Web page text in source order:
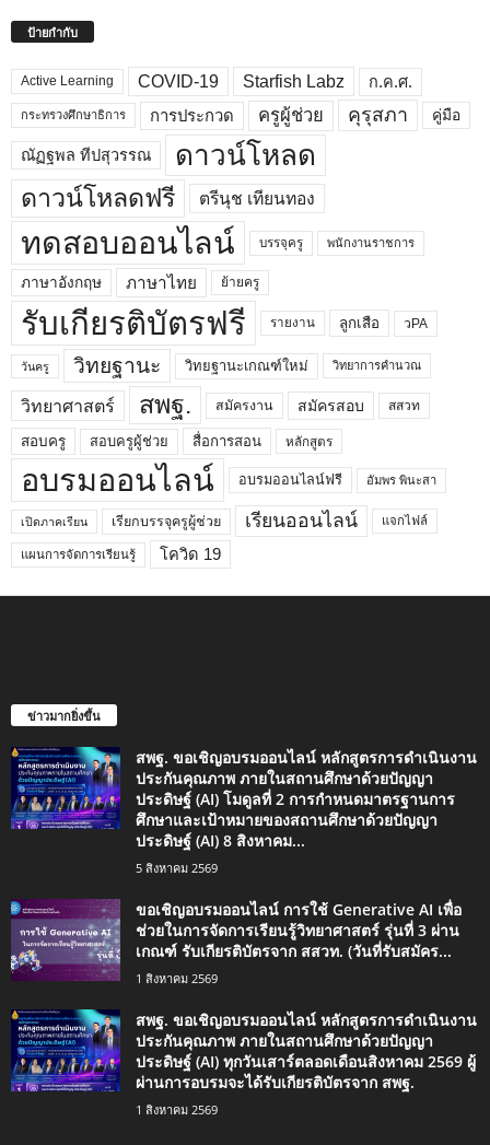
ป้ายกำกับ
Active Learning COVID-19 Starfish Labz ก.ค.ศ.
กระทรวงศึกษาธิการ การประกวด ครูผู้ช่วย คุรุสภา คู่มือ
ณัฏฐพล ทีปสุวรรณ ดาวน์โหลด
ดาวน์โหลดฟรี ตรีนุช เทียนทอง
ทดสอบออนไลน์ บรรจุครู พนักงานราชการ
ภาษาอังกฤษ ภาษาไทย ย้ายครู
รับเกียรติบัตรฟรี รายงาน ลูกเสือ วPA
วันครู วิทยฐานะ วิทยฐานะเกณฑ์ใหม่ วิทยาการคำนวณ
วิทยาศาสตร์ สพฐ. สมัครงาน สมัครสอบ สสวท
สอบครู สอบครูผู้ช่วย สื่อการสอน หลักสูตร
อบรมออนไลน์ อบรมออนไลน์ฟรี อัมพร พินะสา
เปิดภาคเรียน เรียกบรรจุครูผู้ช่วย เรียนออนไลน์ แจกไฟล์
แผนการจัดการเรียนรู้ โควิด 19
ข่าวมากยิ่งขึ้น
สพฐ. ขอเชิญอบรมออนไลน์ หลักสูตรการดำเนินงาน
ประกันคุณภาพ ภายในสถานศึกษาด้วยปัญญา
ประดิษฐ์ (AI) โมดูลที่ 2 การกำหนดมาตรฐานการ
ศึกษาและเป้าหมายของสถานศึกษาด้วยปัญญา
ประดิษฐ์ (AI) 8 สิงหาคม...
5 สิงหาคม 2569
ขอเชิญอบรมออนไลน์ การใช้ Generative AI เพื่อ
ช่วยในการจัดการเรียนรู้วิทยาศาสตร์ รุ่นที่ 3 ผ่าน
เกณฑ์ รับเกียรติบัตรจาก สสวท. (วันที่รับสมัคร...
1 สิงหาคม 2569
สพฐ. ขอเชิญอบรมออนไลน์ หลักสูตรการดำเนินงาน
ประกันคุณภาพ ภายในสถานศึกษาด้วยปัญญา
ประดิษฐ์ (AI) ทุกวันเสาร์ตลอดเดือนสิงหาคม 2569 ผู้
ผ่านการอบรมจะได้รับเกียรติบัตรจาก สพฐ.
1 สิงหาคม 2569